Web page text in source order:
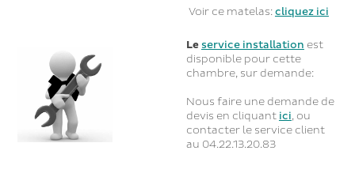
Voir ce matelas:cliquez ici
Le service installation est
disponible pour cette
chambre, sur demande:
Nous faire une demande de
devis en cliquant ici, ou
contacter le service client
au 04.22.13.20.83